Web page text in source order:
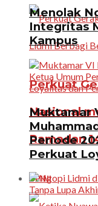
Perkuat
Nasional
Ramadan
OPINI
Menolak
Integritas
Kampus
Muktamar
Periode
Perkuat